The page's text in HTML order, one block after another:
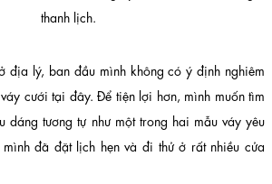
thanh lịch.
địa lý, ban đầu mình không có ý định nghiêm
cưới tại đây. Để tiện lợi hơn, mình muốn tìm
dáng tương tự như một trong hai mẫu váy yêu
đã đặt lịch hẹn và đi thử ở rất nhiều cửa